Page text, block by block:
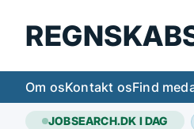
Om osKontakt osFind
JOBSEARCH.DK I DAG